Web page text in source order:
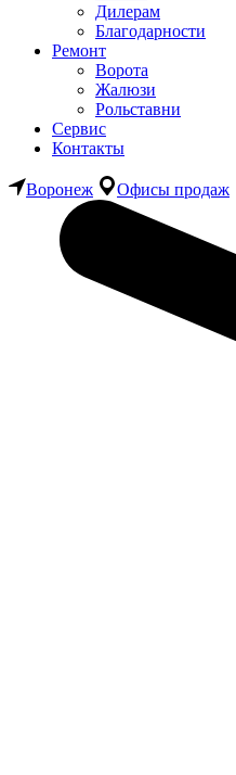
Дилерам
Благодарности
Ремонт
Ворота
Жалюзи
Рольставни
Сервис
Контакты
Воронеж Офисы продаж